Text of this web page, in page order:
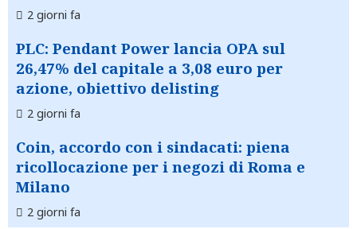
2 giorni fa
PLC: Pendant Power lancia OPA sul
26,47% del capitale a 3,08 euro per
azione, obiettivo delisting
2 giorni fa
Coin, accordo con i sindacati: piena
ricollocazione per i negozi di Roma e
Milano
2 giorni fa